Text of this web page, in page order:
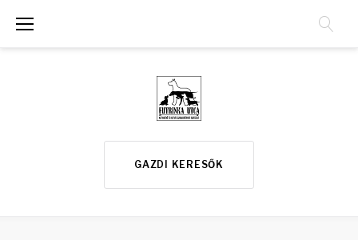
GAZDI KERESŐK